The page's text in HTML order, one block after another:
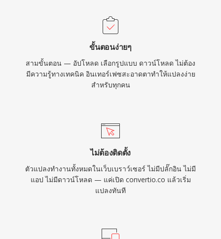
หลัก TS เป็นแกนหลักของการส่งโทรทัศน์ดิจิทัลทั่ว
โลก ถูกใช้โดยมาตรฐานการออกอากาศ DVB,
ATSC และ ISDB รวมถึงบริการสตรีมมิง IPTV และ
OTT ที่ใช้ HTTP Live Streaming (HLS) ความ
ทนทาน โครงสร้างที่เป็นมาตรฐาน และการรองรับ
ตัวแปลงสัญญาณอย่างกว้างขวางทำให้ TS เหมาะ
ขั้นตอนง่ายๆ
สามขั้นตอน — อัปโหลด เลือกรูปแบบ ดาวน์โหลด ไม่ต้อง
มีความรู้ทางเทคนิค อินเทอร์เฟซสะอาดตาทำให้แปลงง่าย
สำหรับทุกคน
ไม่ต้องติดตั้ง
ตัวแปลงทำงานทั้งหมดในเว็บเบราว์เซอร์ ไม่มีปลั๊กอิน ไม่มี
แอป ไม่มีดาวน์โหลด — แค่เปิด convertio.co แล้วเริ่ม
แปลงทันที